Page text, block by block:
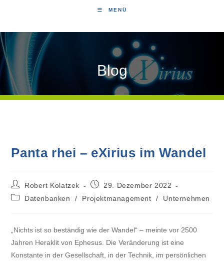
MENÜ
Blog
Panta rhei – eXirius im Wandel
Robert Kolatzek
29. Dezember 2022
Datenbanken
/ Projektmanagement / Unternehmen
„Nichts ist so beständig wie der Wandel“ – meinte vor 2500
Jahren Heraklit von Ephesus. Die Veränderung ist eine
Konstante in der Gesellschaft, in der Technik, im persönlichen